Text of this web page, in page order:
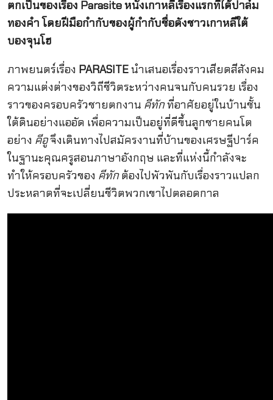
ตกเป็นของเรื่อง Parasite หนังเกาหลีเรื่องแรกที่ได้ปาล์ม
ทองคำ โดยฝีมือกำกับของผู้กำกับชื่อดังชาวเกาหลีใต้
บองจุนโฮ
ภาพยนตร์เรื่อง PARASITEนำเสนอเรื่องราวเสียดสีสังคม
ความแต่งต่างของวิถีชีวิตระหว่างคนจนกับคนรวย เรื่อง
ราวของครอบครัวชายตกงาน คีทักที่อาศัยอยู่ในบ้านชั้น
ใต้ดินอย่างแออัด เพื่อความเป็นอยู่ที่ดีขึ้นลูกชายคนโต
อย่าง คีอูจึงเดินทางไปสมัครงานที่บ้านของเศรษฐีปาร์ค
ในฐานะคุณครูสอนภาษาอังกฤษ และที่แห่งนี้กำลังจะ
ทำให้ครอบครัวของ คีทักต้องไปพัวพันกับเรื่องราวแปลก
ประหลาดที่จะเปลี่ยนชีวิตพวกเขาไปตลอดกาล